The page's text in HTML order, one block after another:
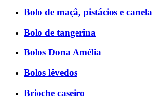
Bolo de maçã, pistácios e canela
Bolo de tangerina
Bolos Dona Amélia
Bolos lêvedos
Brioche caseiro